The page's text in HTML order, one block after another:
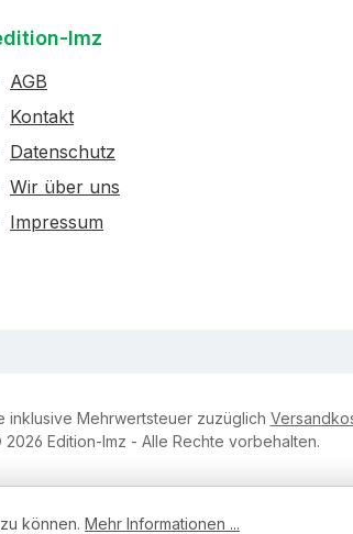
lmz
AGB
Kontakt
Datenschutz
Wir über uns
Impressum
inklusive Mehrwertsteuer zuzüglich
Edition-lmz - Alle Rechte vorbehalten.
können. Mehr Informationen ...